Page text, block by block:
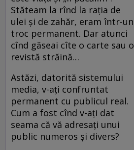
Stăteam la rînd la rația de
ulei și de zahăr, eram într-un
troc permanent. Dar atunci
cînd găseai cîte o carte sau o
revistă străină…
Astăzi, datorită sistemului
media, v-ați confruntat
permanent cu publicul real.
Cum a fost cînd v-ați dat
seama că vă adresați unui
public numeros și divers?